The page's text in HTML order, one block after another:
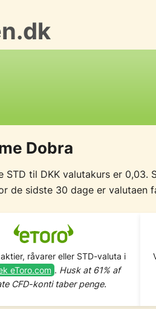
Dobra
STD til DKK valutakurs er 0,03.
de sidste 30 dage er valutaen
råvarer eller STD-valuta i
eToro.com . Husk at 61% af
CFD-konti taber penge.